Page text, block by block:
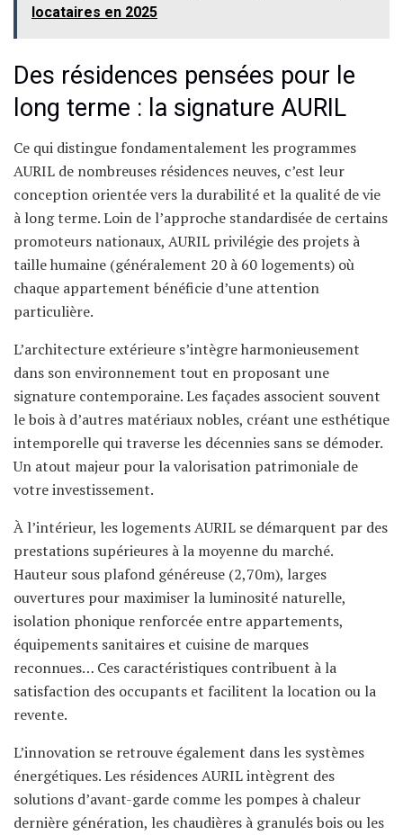
locataires en 2025
Des résidences pensées pour le
long terme : la signature AURIL
Ce qui distingue fondamentalement les programmes
AURIL de nombreuses résidences neuves, c’est leur
conception orientée vers la durabilité et la qualité de vie
à long terme. Loin de l’approche standardisée de certains
promoteurs nationaux, AURIL privilégie des projets à
taille humaine (généralement 20 à 60 logements) où
chaque appartement bénéficie d’une attention
particulière.
L’architecture extérieure s’intègre harmonieusement
dans son environnement tout en proposant une
signature contemporaine. Les façades associent souvent
le bois à d’autres matériaux nobles, créant une esthétique
intemporelle qui traverse les décennies sans se démoder.
Un atout majeur pour la valorisation patrimoniale de
votre investissement.
À l’intérieur, les logements AURIL se démarquent par des
prestations supérieures à la moyenne du marché.
Hauteur sous plafond généreuse (2,70m), larges
ouvertures pour maximiser la luminosité naturelle,
isolation phonique renforcée entre appartements,
équipements sanitaires et cuisine de marques
reconnues… Ces caractéristiques contribuent à la
satisfaction des occupants et facilitent la location ou la
revente.
L’innovation se retrouve également dans les systèmes
énergétiques. Les résidences AURIL intègrent des
solutions d’avant-garde comme les pompes à chaleur
dernière génération, les chaudières à granulés bois ou les